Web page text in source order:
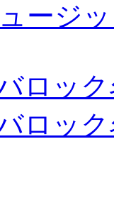
ージ
ロッ
ロッ